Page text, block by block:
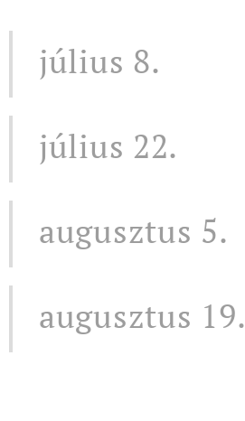
július 8.
július 22.
augusztus 5.
augusztus 19.